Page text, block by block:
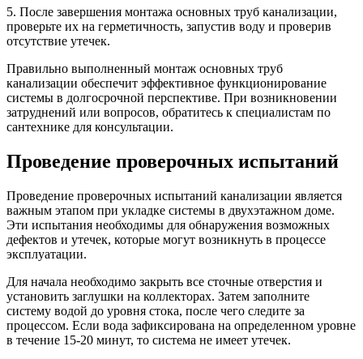
5. После завершения монтажа основных труб канализации,
проверьте их на герметичность, запустив воду и проверив
отсутствие утечек.
Правильно выполненный монтаж основных труб
канализации обеспечит эффективное функционирование
системы в долгосрочной перспективе. При возникновении
затруднений или вопросов, обратитесь к специалистам по
сантехнике для консультации.
Проведение проверочных испытаний
Проведение проверочных испытаний канализации является
важным этапом при укладке системы в двухэтажном доме.
Эти испытания необходимы для обнаружения возможных
дефектов и утечек, которые могут возникнуть в процессе
эксплуатации.
Для начала необходимо закрыть все сточные отверстия и
установить заглушки на коллекторах. Затем заполните
систему водой до уровня стока, после чего следите за
процессом. Если вода зафиксирована на определенном уровне
в течение 15-20 минут, то система не имеет утечек.